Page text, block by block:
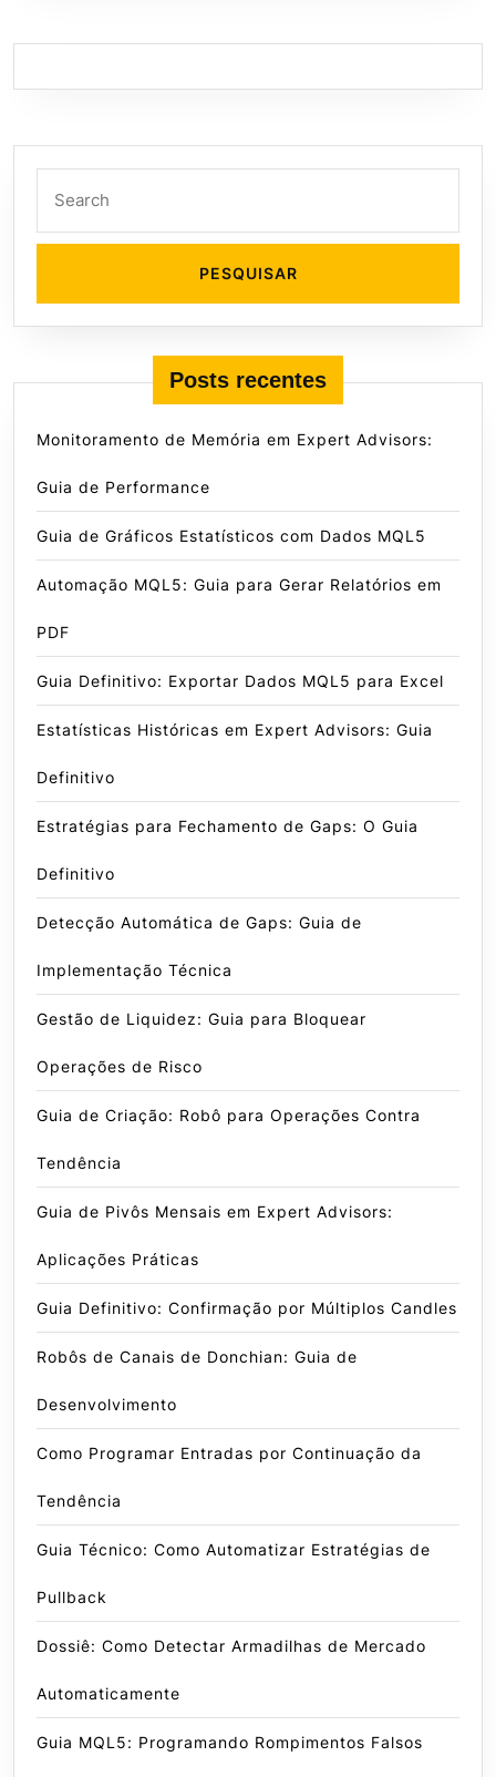
Posts recentes
Monitoramento de Memória em Expert Advisors:
Guia de Performance
Guia de Gráficos Estatísticos com Dados MQL5
Automação MQL5: Guia para Gerar Relatórios em
PDF
Guia Definitivo: Exportar Dados MQL5 para Excel
Estatísticas Históricas em Expert Advisors: Guia
Definitivo
Estratégias para Fechamento de Gaps: O Guia
Definitivo
Detecção Automática de Gaps: Guia de
Implementação Técnica
Gestão de Liquidez: Guia para Bloquear
Operações de Risco
Guia de Criação: Robô para Operações Contra
Tendência
Guia de Pivôs Mensais em Expert Advisors:
Aplicações Práticas
Guia Definitivo: Confirmação por Múltiplos Candles
Robôs de Canais de Donchian: Guia de
Desenvolvimento
Como Programar Entradas por Continuação da
Tendência
Guia Técnico: Como Automatizar Estratégias de
Pullback
Dossiê: Como Detectar Armadilhas de Mercado
Automaticamente
Guia MQL5: Programando Rompimentos Falsos